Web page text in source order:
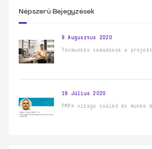
Népszerű Bejegyzések
9 Augusztus 2020
Távmunkás támadások a
19 Július 2020
PMP® vizsga család és munka